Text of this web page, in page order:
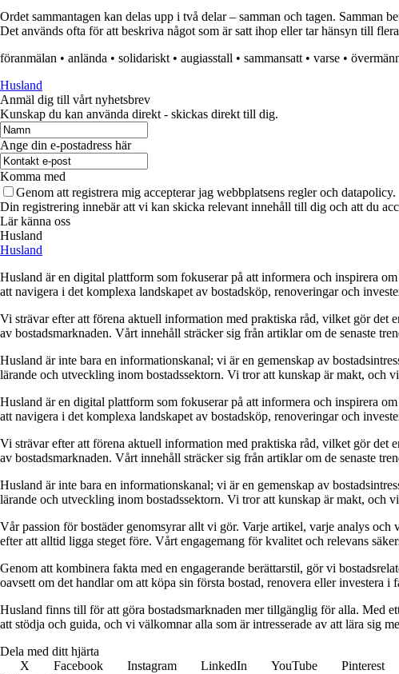
Ordet sammantagen kan delas upp i två delar – samman och tagen. Samman
Det används ofta för att beskriva något som är satt ihop eller tar hänsyn till
föranmälan • anlända • solidariskt • augiasstall • sammansatt • varse •
Husland
Anmäl dig till vårt nyhetsbrev
Kunskap du kan använda direkt - skickas direkt till dig.
Ange din e-postadress här
Komma med
Genom att registrera mig accepterar jag webbplatsens regler och datapolicy.
Din registrering innebär att vi kan skicka relevant innehåll till dig och att du
Lär känna oss
Husland
Husland
Husland är en digital plattform som fokuserar på att informera och inspirera
att navigera i det komplexa landskapet av bostadsköp, renoveringar och
Vi strävar efter att förena aktuell information med praktiska råd, vilket gör det
av bostadsmarknaden. Vårt innehåll sträcker sig från artiklar om de senaste
Husland är inte bara en informationskanal; vi är en gemenskap av
lärande och utveckling inom bostadssektorn. Vi tror att kunskap är makt, och
Husland är en digital plattform som fokuserar på att informera och inspirera
att navigera i det komplexa landskapet av bostadsköp, renoveringar och
Vi strävar efter att förena aktuell information med praktiska råd, vilket gör det
av bostadsmarknaden. Vårt innehåll sträcker sig från artiklar om de senaste
Husland är inte bara en informationskanal; vi är en gemenskap av
lärande och utveckling inom bostadssektorn. Vi tror att kunskap är makt, och
Vår passion för bostäder genomsyrar allt vi gör. Varje artikel, varje analys
efter att alltid ligga steget före. Vårt engagemang för kvalitet och relevans
Genom att kombinera fakta med en engagerande berättarstil, gör vi
oavsett om det handlar om att köpa sin första bostad, renovera eller investera i
Husland finns till för att göra bostadsmarknaden mer tillgänglig för alla. Med
att stödja och guida, och vi välkomnar alla som är intresserade av att lära sig
Dela med ditt hjärta
X
Facebook Instagram LinkedIn YouTube Pinterest